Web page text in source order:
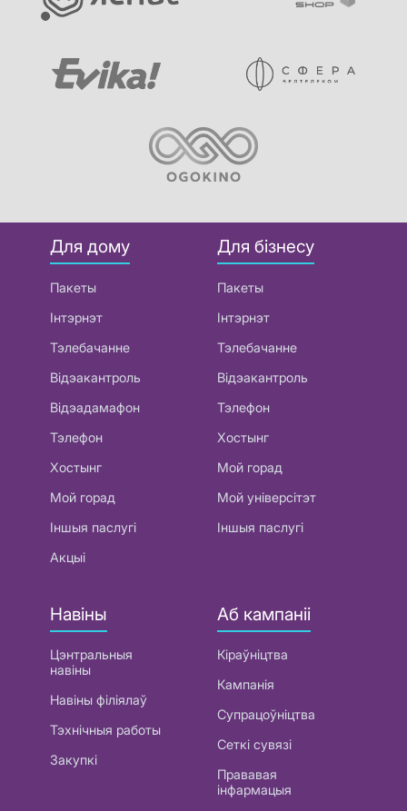
Для дому
Пакеты
Інтэрнэт
Тэлебачанне
Відэакантроль
Відэадамафон
Тэлефон
Хостынг
Мой горад
Іншыя паслугі
Акцыі
Для бізнесу
Пакеты
Інтэрнэт
Тэлебачанне
Відэакантроль
Тэлефон
Хостынг
Мой горад
Мой універсітэт
Іншыя паслугі
Навіны
Цэнтральныя
навіны
Навіны філіялаў
Тэхнічныя работы
Закупкі
Аб кампаніі
Кіраўніцтва
Кампанія
Супрацоўніцтва
Сеткі сувязі
Прававая
інфармацыя